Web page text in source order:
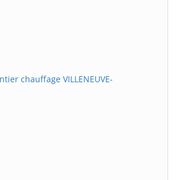
chauffage VILLENEUVE-